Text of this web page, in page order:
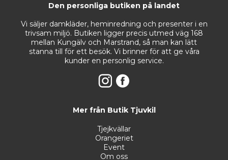
Den personliga butiken på landet
Vi säljer damkläder, heminredning och presenter i en
trivsam miljö. Butiken ligger precis utmed väg 168
mellan Kungälv och Marstrand, så man kan lätt
stanna till för ett besök. Vi brinner för att ge våra
kunder en personlig service.
Mer från Butik Tjuvkil
Tjejkvällar
Orangeriet
Event
Om oss